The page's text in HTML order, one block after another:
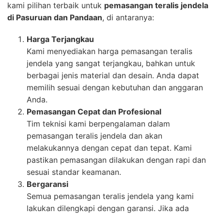
kami pilihan terbaik untuk pemasangan teralis jendela
di Pasuruan dan Pandaan, di antaranya:
Harga Terjangkau
Kami menyediakan harga pemasangan teralis
jendela yang sangat terjangkau, bahkan untuk
berbagai jenis material dan desain. Anda dapat
memilih sesuai dengan kebutuhan dan anggaran
Anda.
Pemasangan Cepat dan Profesional
Tim teknisi kami berpengalaman dalam
pemasangan teralis jendela dan akan
melakukannya dengan cepat dan tepat. Kami
pastikan pemasangan dilakukan dengan rapi dan
sesuai standar keamanan.
Bergaransi
Semua pemasangan teralis jendela yang kami
lakukan dilengkapi dengan garansi. Jika ada